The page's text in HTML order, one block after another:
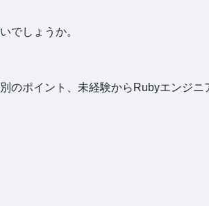
でしょうか。
ポイント、未経験からRubyエンジニ